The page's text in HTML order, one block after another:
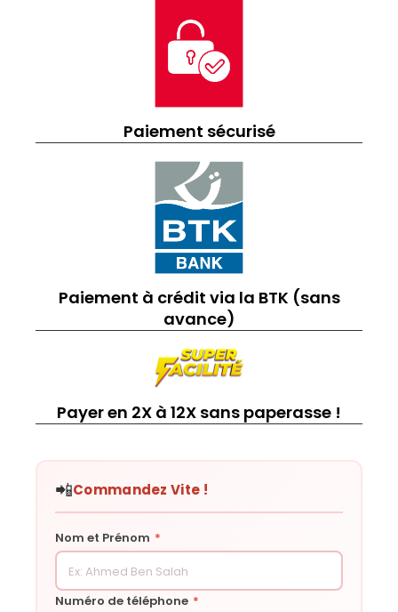
Paiement sécurisé
Paiement à crédit via la BTK (sans
avance)
Payer en 2X à 12X sans paperasse !
📲Commandez Vite !
Nom et Prénom *
Numéro de téléphone *